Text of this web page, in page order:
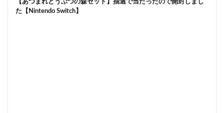
【あつまれどうぶつの森セット】抽選で当たったので開封しまし
た【Nintendo Switch】